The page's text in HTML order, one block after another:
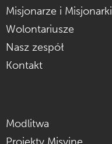
Misjonarze i Misjonarki
Wolontariusze
Nasz zespół
Kontakt
Modlitwa